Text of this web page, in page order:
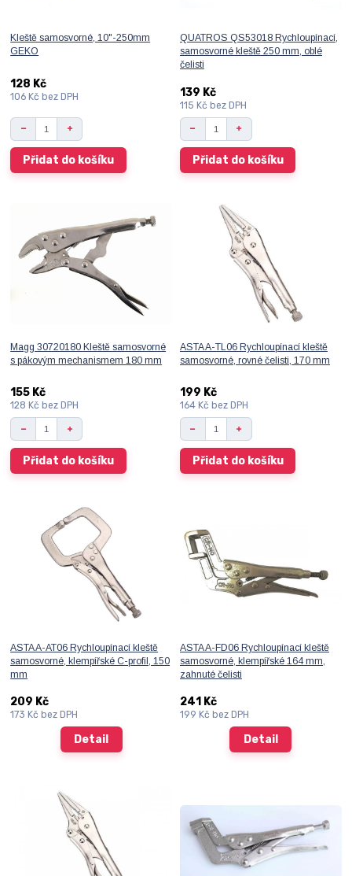
Kleště samosvorné, 10"-250mm
GEKO
128 Kč
106 Kčbez DPH
Přidat do košíku
QUATROS QS53018 Rychloupínací,
samosvorné kleště 250 mm, oblé
čelisti
139 Kč
115 Kč bez DPH
Přidat do košíku
Magg 30720180 Kleště samosvorné
s pákovým mechanismem 180 mm
155 Kč
128 Kč bez DPH
Přidat do košíku
ASTA A-TL06 Rychloupínací kleště
samosvorné, rovné čelisti, 170 mm
199 Kč
164 Kč bez DPH
Přidat do košíku
ASTA A-AT06 Rychloupínací kleště
samosvorné, klempířské C-profil, 150
mm
209 Kč
173 Kč bez DPH
Detail
ASTA A-FD06 Rychloupínací kleště
samosvorné, klempířské 164 mm,
zahnuté čelisti
241 Kč
199 Kč bez DPH
Detail